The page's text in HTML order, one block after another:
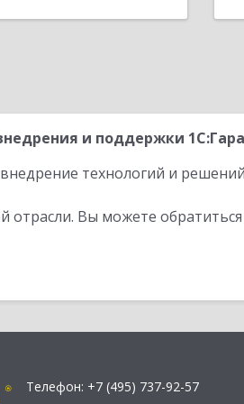
и поддержки
технологий и
Вы можете
Телефон: +7 (495) 737-92-57